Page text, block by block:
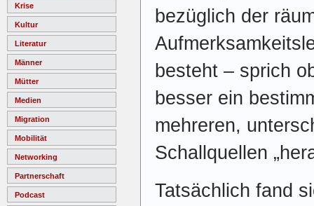
Krise
Kultur
Literatur
Männer
Mütter
Medien
Migration
Mobilität
Networking
Partnerschaft
Podcast
bezüglich der
besteht – sprich
besser ein
mehreren,
Schallquellen
Tatsächlich fand